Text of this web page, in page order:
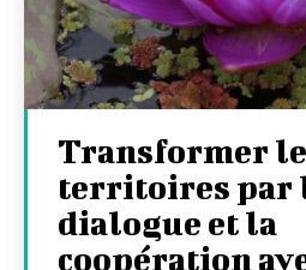
Transformer
territoires par
dialogue et la
coopération